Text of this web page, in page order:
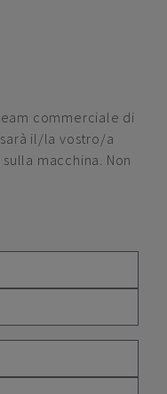
commerciale di
il/la vostro/a
macchina. Non